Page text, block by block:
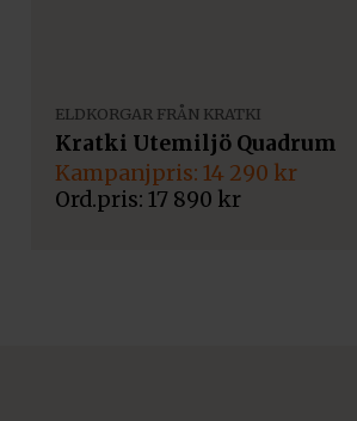
ELDKORGAR FRÅN KRATKI
Kratki Utemiljö Quadrum
17 890 kr
Det
ursprungliga
priset
14 290 kr
Det
nuvarande
priset